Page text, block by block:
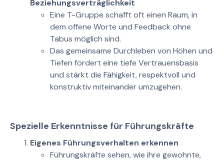
Beziehungsverträglichkeit
Eine T-Gruppe schafft oft einen Raum, in
dem offene Worte und Feedback ohne
Tabus möglich sind.
Das gemeinsame Durchleben von Höhen und
Tiefen fördert eine tiefe Vertrauensbasis
und stärkt die Fähigkeit, respektvoll und
konstruktiv miteinander umzugehen.
Spezielle Erkenntnisse für Führungskräfte
Eigenes Führungsverhalten erkennen
Führungskräfte sehen, wie ihre gewohnte,